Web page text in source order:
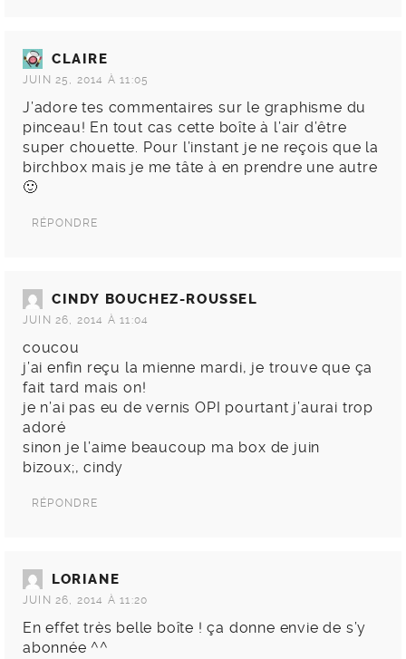
CLAIRE
JUIN 25, 2014 À 11:05
J’adore tes commentaires sur le graphisme du
pinceau! En tout cas cette boîte à l’air d’être
super chouette. Pour l’instant je ne reçois que la
birchbox mais je me tâte à en prendre une autre
🙂
RÉPONDRE
CINDY BOUCHEZ-ROUSSEL
JUIN 26, 2014 À 11:04
coucou
j’ai enfin reçu la mienne mardi, je trouve que ça
fait tard mais on!
je n’ai pas eu de vernis OPI pourtant j’aurai trop
adoré
sinon je l’aime beaucoup ma box de juin
bizoux;, cindy
RÉPONDRE
LORIANE
JUIN 26, 2014 À 11:20
En effet très belle boîte ! ça donne envie de s’y
abonnée ^^